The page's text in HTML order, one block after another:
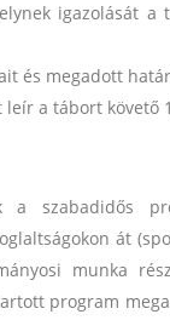
igazolását a
és megadott
leír a tábort követő
a szabadidős
át
munka
program